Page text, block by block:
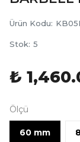
Ürün Kodu:
Stok: 5
₺
Ölçü
60 mm